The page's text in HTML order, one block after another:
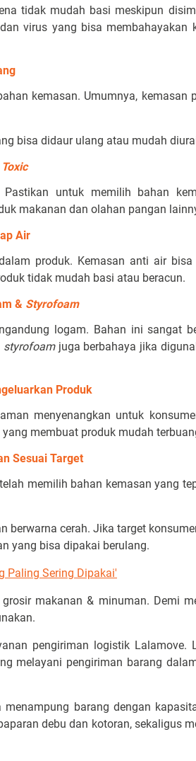
tidak mudah basi meskipun
virus yang bisa membahayakan
kemasan. Umumnya, kemasan
bisa didaur ulang atau mudah
Toxic
untuk memilih bahan
makanan dan olahan pangan
Air
produk. Kemasan anti air
tidak mudah basi atau beracun.
& Styrofoam
logam. Bahan ini sangat
styrofoam juga berbahaya jika
Produk
menyenangkan untuk
membuat produk mudah
Sesuai Target
memilih bahan kemasan yang
berwarna cerah. Jika target
yang bisa dipakai berulang.
Paling Sering Dipakai'
makanan & minuman. Demi
pengiriman logistik Lalamove.
melayani pengiriman barang
menampung barang dengan
debu dan kotoran, sekaligus